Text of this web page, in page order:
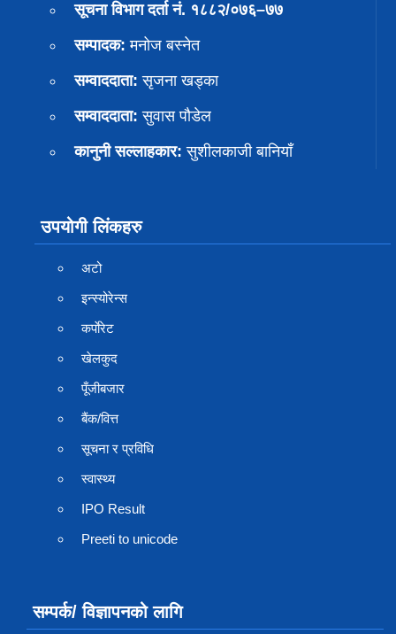
सूचना विभाग दर्ता नं. १८८२/०७६–७७
सम्पादक: मनोज बस्नेत
सम्वाददाता: सृजना खड्का
सम्वाददाता: सुवास पाैडेल
कानुनी सल्लाहकार: सुशीलकाजी बानियाँ
उपयोगी लिंकहरु
अटो
इन्स्योरेन्स
कर्पाेरेट
खेलकुद
पूँजीबजार
बैंक/वित्त
सूचना र प्रविधि
स्वास्थ्य
IPO Result
Preeti to unicode
सम्पर्क/ विज्ञापनको लागि